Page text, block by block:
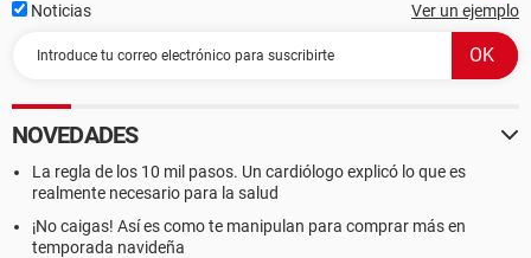
Noticias Ver un ejemplo
NOVEDADES
La regla de los 10 mil pasos. Un cardiólogo explicó lo que es
realmente necesario para la salud
¡No caigas! Así es como te manipulan para comprar más en
temporada navideña